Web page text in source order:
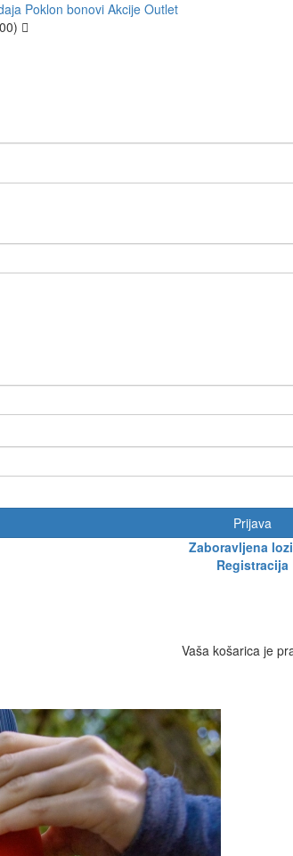
Poklon bonovi Akcije Outlet
Prijava
Zaboravljena
Registracija
Vaša košarica je